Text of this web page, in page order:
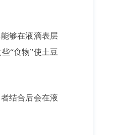
够在液滴表层
“食物”使土豆
结合后会在液